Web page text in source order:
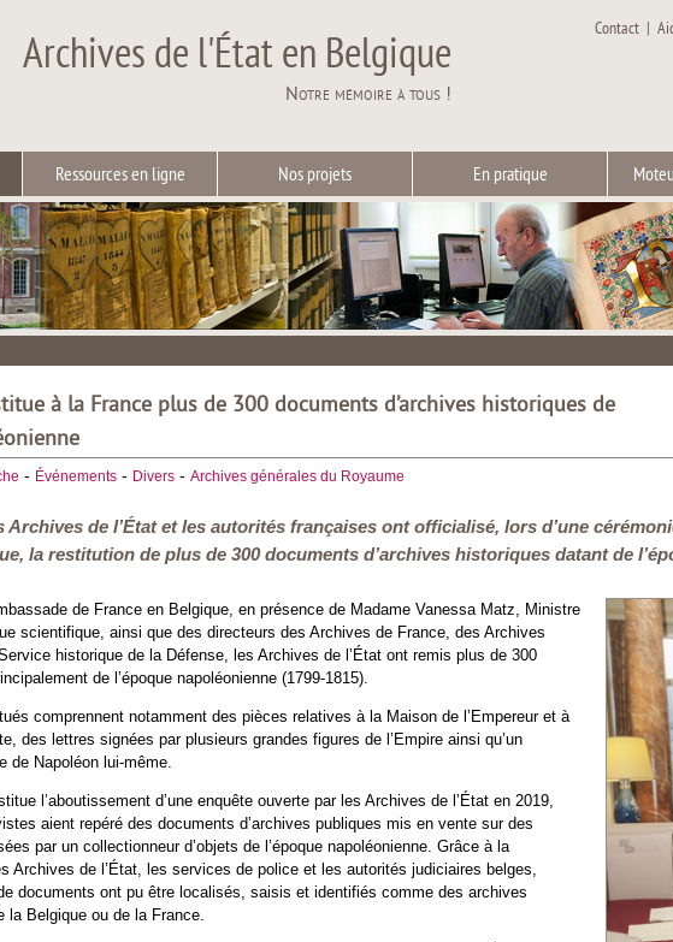
Archives de l'État en Belgique
Notre mémoire à tous !
Contact |
Ressources en ligne Nos projets En pratique
à la France plus de 300 documents d’archives historiques de
- Événements - Divers - Archives générales du Royaume
Archives de l’État et les autorités françaises ont officialisé, lors d’une
la restitution de plus de 300 documents d’archives historiques datant de
de France en Belgique, en présence de Madame Vanessa Matz, Ministre
scientifique, ainsi que des directeurs des Archives de France, des Archives
historique de la Défense, les Archives de l’État ont remis plus de 300
de l’époque napoléonienne (1799-1815).
comprennent notamment des pièces relatives à la Maison de l’Empereur et à
des lettres signées par plusieurs grandes figures de l’Empire ainsi qu’un
de Napoléon lui-même.
l’aboutissement d’une enquête ouverte par les Archives de l’État en 2019,
aient repéré des documents d’archives publiques mis en vente sur des
par un collectionneur d’objets de l’époque napoléonienne. Grâce à la
Archives de l’État, les services de police et les autorités judiciaires belges,
documents ont pu être localisés, saisis et identifiés comme des archives
la Belgique ou de la France.